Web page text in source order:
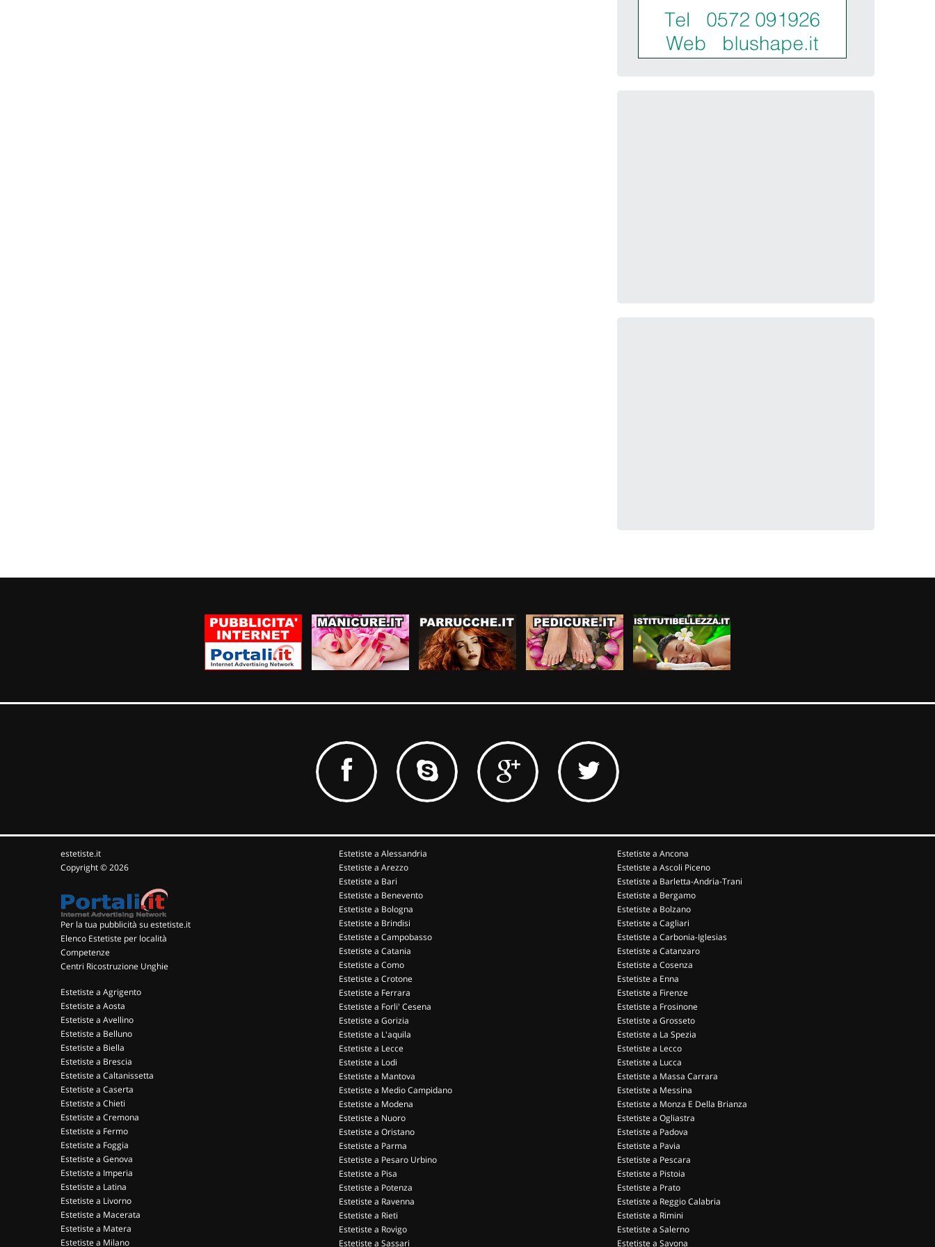
estetiste.it
Copyright © 2026
Per la tua pubblicità su estetiste.it
Elenco Estetiste per località
Competenze
Centri Ricostruzione Unghie
Estetiste a Agrigento
Estetiste a Aosta
Estetiste a Avellino
Estetiste a Belluno
Estetiste a Biella
Estetiste a Brescia
Estetiste a Caltanissetta
Estetiste a Caserta
Estetiste a Chieti
Estetiste a Cremona
Estetiste a Fermo
Estetiste a Foggia
Estetiste a Genova
Estetiste a Imperia
Estetiste a Latina
Estetiste a Livorno
Estetiste a Macerata
Estetiste a Matera
Estetiste a Milano
Estetiste a Alessandria
Estetiste a Arezzo
Estetiste a Bari
Estetiste a Benevento
Estetiste a Bologna
Estetiste a Brindisi
Estetiste a Campobasso
Estetiste a Catania
Estetiste a Como
Estetiste a Crotone
Estetiste a Ferrara
Estetiste a Forli' Cesena
Estetiste a Gorizia
Estetiste a L'aquila
Estetiste a Lecce
Estetiste a Lodi
Estetiste a Mantova
Estetiste a Medio Campidano
Estetiste a Modena
Estetiste a Nuoro
Estetiste a Oristano
Estetiste a Parma
Estetiste a Pesaro Urbino
Estetiste a Pisa
Estetiste a Potenza
Estetiste a Ravenna
Estetiste a Rieti
Estetiste a Rovigo
Estetiste a Sassari
Estetiste a Ancona
Estetiste a Ascoli Piceno
Estetiste a Barletta-Andria-Trani
Estetiste a Bergamo
Estetiste a Bolzano
Estetiste a Cagliari
Estetiste a Carbonia-Iglesias
Estetiste a Catanzaro
Estetiste a Cosenza
Estetiste a Enna
Estetiste a Firenze
Estetiste a Frosinone
Estetiste a Grosseto
Estetiste a La Spezia
Estetiste a Lecco
Estetiste a Lucca
Estetiste a Massa Carrara
Estetiste a Messina
Estetiste a Monza E Della Brianza
Estetiste a Ogliastra
Estetiste a Padova
Estetiste a Pavia
Estetiste a Pescara
Estetiste a Pistoia
Estetiste a Prato
Estetiste a Reggio Calabria
Estetiste a Rimini
Estetiste a Salerno
Estetiste a Savona